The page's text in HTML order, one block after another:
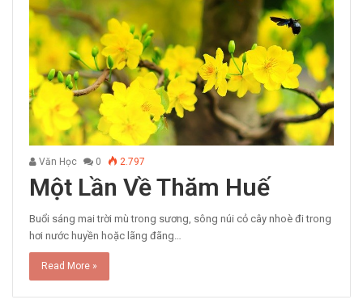
Văn Học 0 2.797
Một Lần Về Thăm Huế
Buổi sáng mai trời mù trong sương, sông núi cỏ cây nhoè đi trong
hơi nước huyền hoặc lãng đãng…
Read More »